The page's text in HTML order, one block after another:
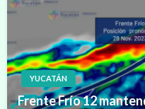
YUCATÁN
Frente Frío 12